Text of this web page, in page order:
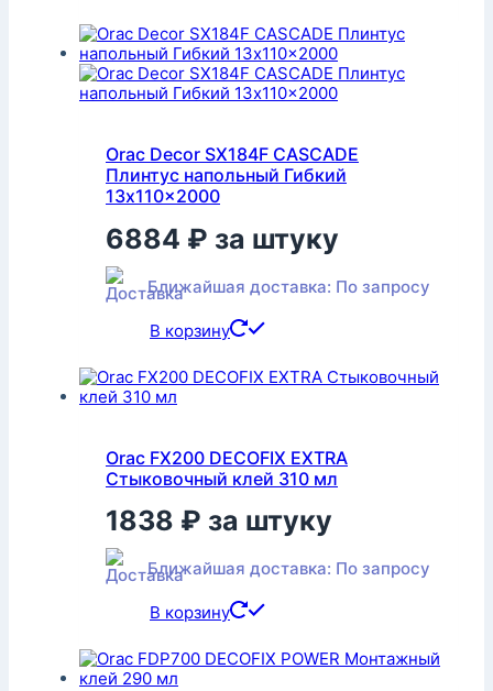
Orac Decor SX184F CASCADE
Плинтус напольный Гибкий
13x110x2000
6884 ₽ за штуку
Ближайшая доставка: По запросу
В корзину
Orac FX200 DECOFIX EXTRA
Стыковочный клей 310 мл
1838 ₽ за штуку
Ближайшая доставка: По запросу
В корзину